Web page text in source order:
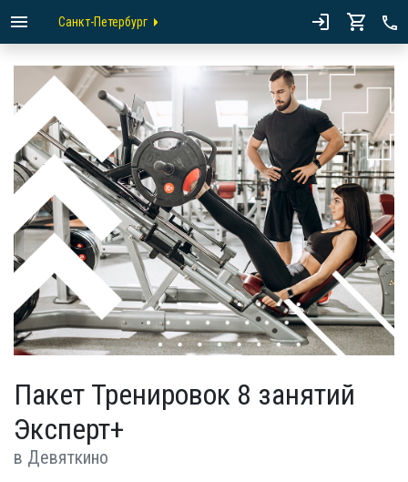
Санкт-Петербург
Пакет Тренировок 8 занятий
Эксперт+
в Девяткино